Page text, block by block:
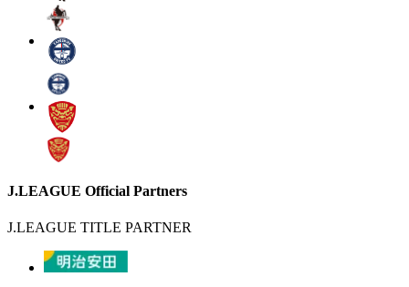
J.LEAGUE Official Partners
J.LEAGUE TITLE PARTNER